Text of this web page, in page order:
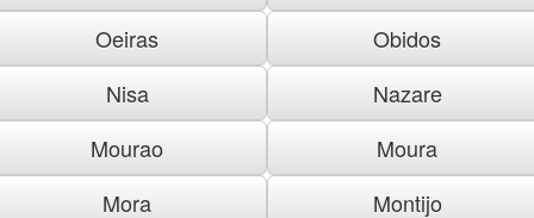
Oeiras
Obidos
Nisa
Nazare
Mourao
Moura
Mora
Montijo